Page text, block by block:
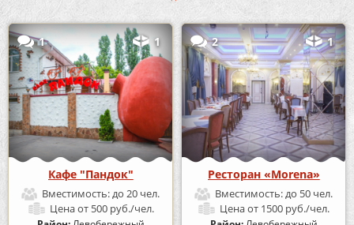
1 1
Кафе "Пандок"
Вместимость:до 20 чел.
Ценаот 500 руб./чел.
2 1
Ресторан «Morena»
Вместимость:до 50 чел.
Ценаот 1500 руб./чел.